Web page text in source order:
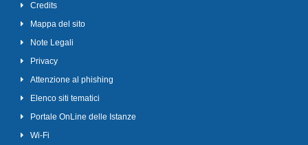
Credits
Mappa del sito
Note Legali
Privacy
Attenzione al phishing
Elenco siti tematici
Portale OnLine delle Istanze
Wi-Fi